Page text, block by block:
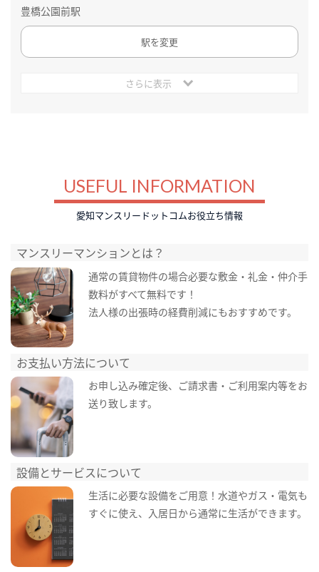
豊橋公園前駅
駅を変更
さらに表示
USEFUL INFORMATION
愛知マンスリードットコムお役立ち情報
マンスリーマンションとは？
通常の賃貸物件の場合必要な敷金・礼金・仲介手
数料がすべて無料です！
法人様の出張時の経費削減にもおすすめです。
お支払い方法について
お申し込み確定後、ご請求書・ご利用案内等をお
送り致します。
設備とサービスについて
生活に必要な設備をご用意！水道やガス・電気も
すぐに使え、入居日から通常に生活ができます。